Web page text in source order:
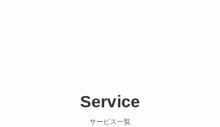
Service
サービス一覧